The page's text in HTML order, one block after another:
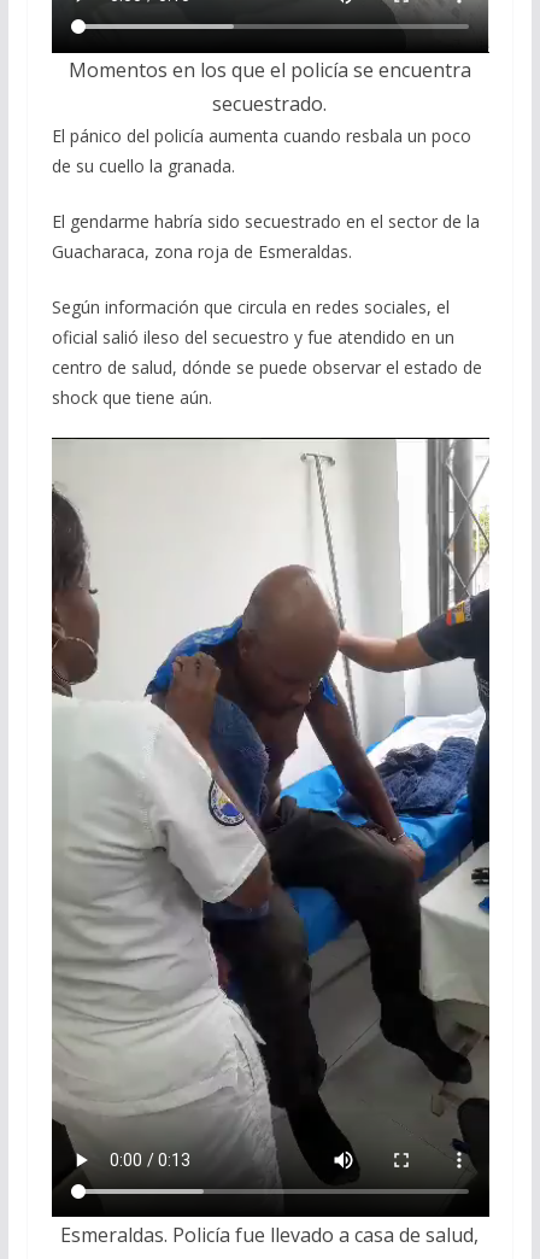
Momentos en los que el policía se encuentra
secuestrado.
El pánico del policía aumenta cuando resbala un poco
de su cuello la granada.
El gendarme habría sido secuestrado en el sector de la
Guacharaca, zona roja de Esmeraldas.
Según información que circula en redes sociales, el
oficial salió ileso del secuestro y fue atendido en un
centro de salud, dónde se puede observar el estado de
shock que tiene aún.
Esmeraldas. Policía fue llevado a casa de salud,